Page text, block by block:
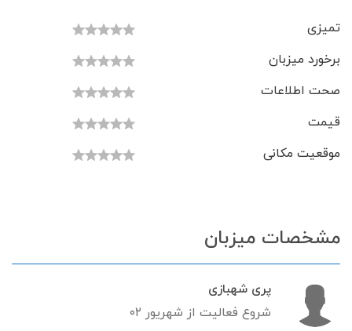
تمیزی
برخورد میزبان
صحت اطلاعات
قیمت
موقعیت مکانی
مشخصات میزبان
پری شهبازی
شروع فعالیت از شهریور ۰۲